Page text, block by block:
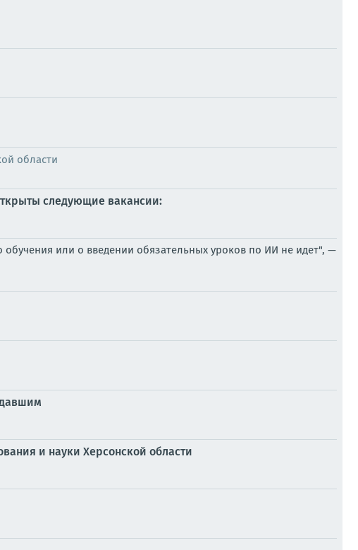
области
следующие вакансии:
или о введении обязательных уроков по ИИ не идет", —
и науки Херсонской области